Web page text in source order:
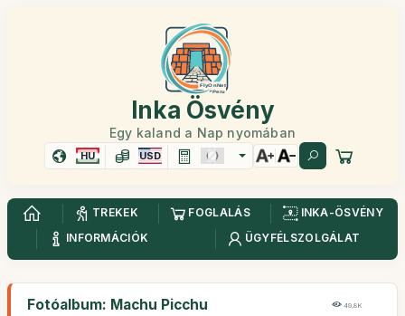
Inka Ösvény
Egy kaland a Nap nyomában
HU USD
TREKEK FOGLALÁS
INKA-ÖSVÉNY
INFORMÁCIÓK
ÜGYFÉLSZOLGÁLAT
Fotóalbum: Machu Picchu 49,8K